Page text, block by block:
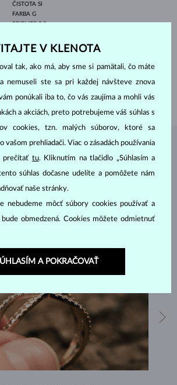
ČISTOTA SI
FARBA G
PRIEMER2.2 mm
5.00 mm
10.00 mm
420.00 mm
2.40 g
V KLENOTA
tak, ako má, aby sme si pamätali, čo máte
nemuseli ste sa pri každej návšteve znova
ponúkali iba to, čo vás zaujíma a mohli vás
a akciách, preto potrebujeme váš súhlas s
cookies, tzn. malých súborov, ktoré sa
vašom prehliadači. Viac o zásadách používania
prečítať tu. Kliknutím na tlačidlo „Súhlasím a
súhlas dočasne udelíte a pomôžete nám
naše stránky.
nebudeme môcť súbory cookies používať a
obmedzená. Cookies môžete odmietnuť
A POKRAČOVAŤ